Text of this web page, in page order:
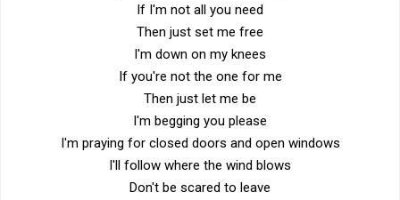
If I'm not all you need
Then just set me free
I'm down on my knees
If you're not the one for me
Then just let me be
I'm begging you please
I'm praying for closed doors and open windows
I'll follow where the wind blows
Don't be scared to leave